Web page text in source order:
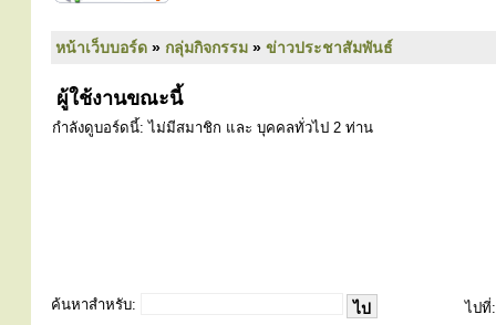
หน้าเว็บบอร์ด » กลุ่มกิจกรรม » ข่าวประชาสัมพันธ์
ผู้ใช้งานขณะนี้
กำลังดูบอร์ดนี้: ไม่มีสมาชิก และ บุคคลทั่วไป 2 ท่าน
ค้นหาสำหรับ: ไปที่: